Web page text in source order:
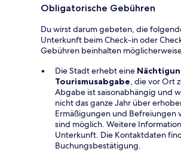
Obligatorische Gebühren
Du wirst darum gebeten, die
Unterkunft beim Check-in oder
Gebühren beinhalten
Die Stadt erhebt eine
Tourismusabgabe, die vor Ort
Abgabe ist saisonabhängig und
nicht das ganze Jahr über
Ermäßigungen und Befreiungen
sind möglich. Weitere
Unterkunft. Die Kontaktdaten
Buchungsbestätigung.